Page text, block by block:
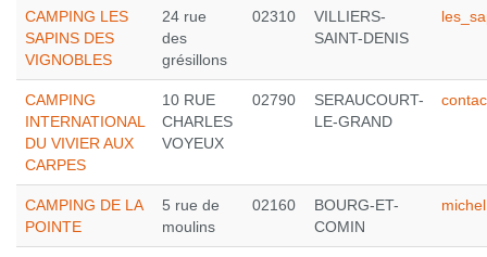
CAMPING LES
SAPINS DES
VIGNOBLES
24 rue
des
grésillons
02310
VILLIERS-
SAINT-DENIS
CAMPING
INTERNATIONAL
DU VIVIER AUX
CARPES
10 RUE
CHARLES
VOYEUX
02790
SERAUCOURT-
LE-GRAND
CAMPING DE LA
POINTE
5 rue de
moulins
02160
BOURG-ET-
COMIN